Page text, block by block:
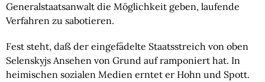
Generalstaatsanwalt die Möglichkeit geben, laufende
Verfahren zu sabotieren.
Fest steht, daß der eingefädelte Staatsstreich von oben
Selenskyjs Ansehen von Grund auf ramponiert hat. In
heimischen sozialen Medien erntet er Hohn und Spott.